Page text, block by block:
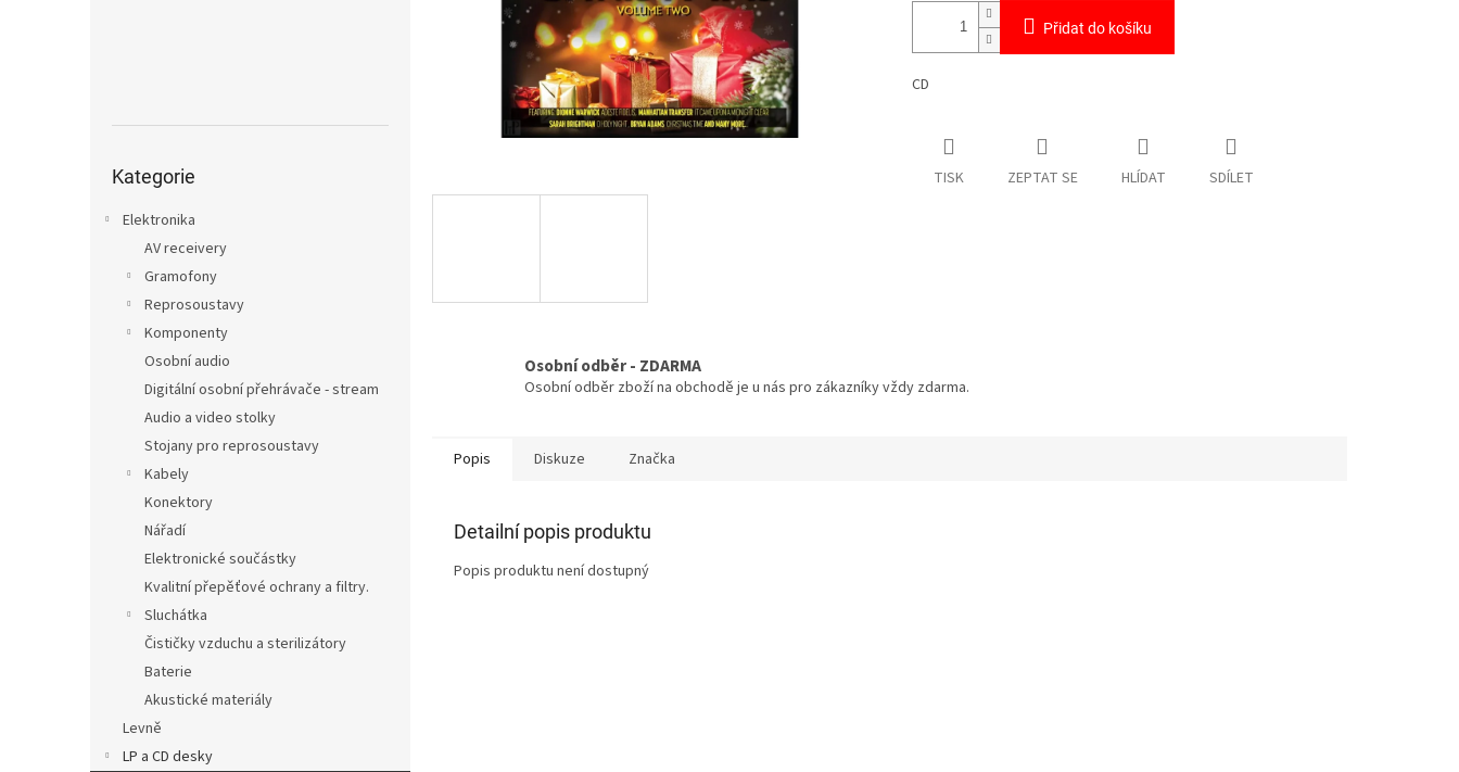
kategorie
Kategorie
Elektronika
AV receivery
Gramofony
Reprosoustavy
Komponenty
Osobní audio
Digitální osobní přehrávače - stream
Audio a video stolky
Stojany pro reprosoustavy
Kabely
Konektory
Nářadí
Elektronické součástky
Kvalitní přepěťové ochrany a filtry.
Sluchátka
Čističky vzduchu a sterilizátory
Baterie
Akustické materiály
Levně
LP a CD desky
Přidat do košíku
CD
TISK ZEPTAT SE HLÍDAT SDÍLET
Osobní odběr - ZDARMA
Osobní odběr zboží na obchodě je u nás pro zákazníky vždy zdarma.
Popis Diskuze Značka
Detailní popis produktu
Popis produktu není dostupný